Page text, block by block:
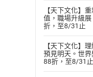
【天下文化】
值，職場升級
折，至8/31止
【天下文化】
預見明天。世
88折，至8/31止